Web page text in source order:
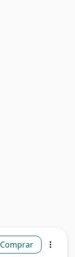
Comprar more_vert